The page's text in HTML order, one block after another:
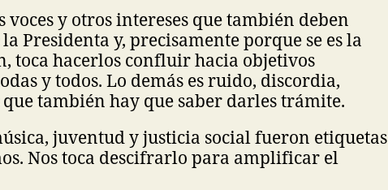
voces y otros intereses que también deben
Presidenta y, precisamente porque se es la
toca hacerlos confluir hacia objetivos
y todos. Lo demás es ruido, discordia,
también hay que saber darles trámite.
juventud y justicia social fueron etiquetas
Nos toca descifrarlo para amplificar el